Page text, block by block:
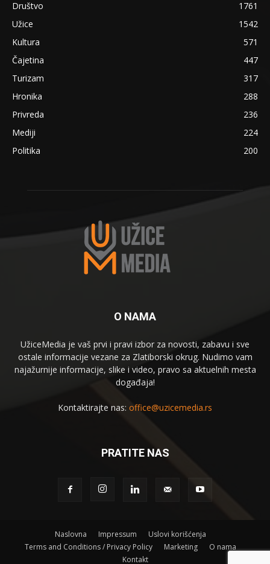
Društvo
1761
Užice
1542
Kultura
571
Čajetina
447
Turizam
317
Hronika
288
Privreda
236
Mediji
224
Politika
200
O NAMA
UžiceMedia je vaš prvi i pravi izbor za novosti, zabavu i sve
ostale informacije vezane za Zlatiborski okrug. Nudimo vam
najažurnije informacije, slike i video, pravo sa aktuelnih mesta
događaja!
Kontaktirajte nas: office@uzicemedia.rs
PRATITE NAS
Naslovna Impressum
Uslovi korišćenja
Terms and Conditions / Privacy Policy
Marketing
O nama
Kontakt